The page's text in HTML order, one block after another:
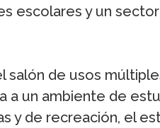
escolares y un
de usos
a un ambiente de
y de recreación, el